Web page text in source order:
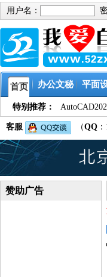
用户名：
首页 办公文秘 平面
特别推荐：
客服 （QQ
赞助广告